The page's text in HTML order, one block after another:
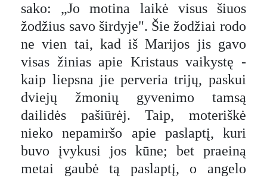
sako: „Jo motina laikė visus šiuos
žodžius savo širdyje". Šie žodžiai rodo
ne vien tai, kad iš Marijos jis gavo
visas žinias apie Kristaus vaikystę -
kaip liepsna jie perveria trijų, paskui
dviejų žmonių gyvenimo tamsą
dailidės pašiūrėj. Taip, moteriškė
nieko nepamiršo apie paslaptį, kuri
buvo įvykusi jos kūne; bet praeiną
metai gaubė tą paslaptį, o angelo